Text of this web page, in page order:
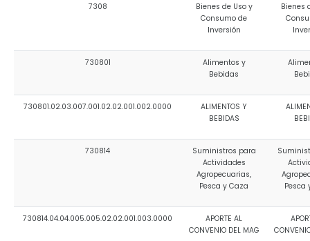
7308
Bienes de Uso y
Consumo de
Inversión
Bienes
730801
Alimentos y
Bebidas
730801.02.03.007.001.02.02.001.002.0000
ALIMENTOS Y
BEBIDAS
730814
Suministros para
Actividades
Agropecuarias,
Pesca y Caza
Pesca
730814.04.04.005.005.02.02.001.003.0000
APORTE AL
CONVENIO DEL MAG